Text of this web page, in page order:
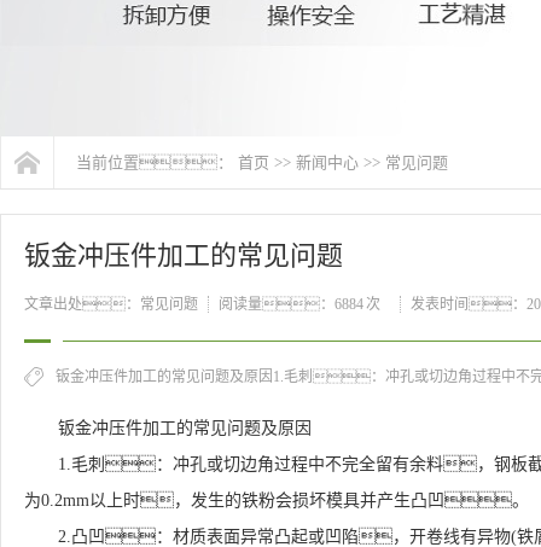
当前位置： 首页 >> 新闻中心 >> 常见问题
钣金冲压件加工的常见问题
文章出处：常见问题 阅读量： 6884 次 发表时间：
钣金冲压件加工的常见问题及原因1.毛刺：冲孔或切边角过程中
钣金冲压件加工的常见问题及原因
1.毛刺：冲孔或切边角过程中不完全留有余料，钢
为0.2mm以上时，发生的铁粉会损坏模具并产生凸凹。
2.凸凹：材质表面异常凸起或凹陷，开卷线有异物(